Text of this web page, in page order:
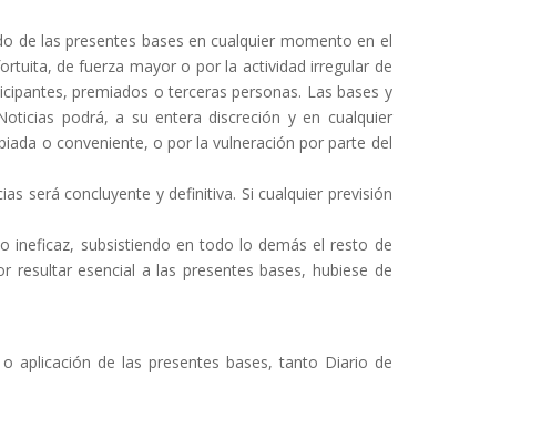
de las presentes bases en cualquier momento en el
de fuerza mayor o por la actividad irregular de
premiados o terceras personas. Las bases y
podrá, a su entera discreción y en cualquier
o conveniente, o por la vulneración por parte del
será concluyente y definitiva. Si cualquier previsión
ineficaz, subsistiendo en todo lo demás el resto de
resultar esencial a las presentes bases, hubiese de
aplicación de las presentes bases, tanto Diario de